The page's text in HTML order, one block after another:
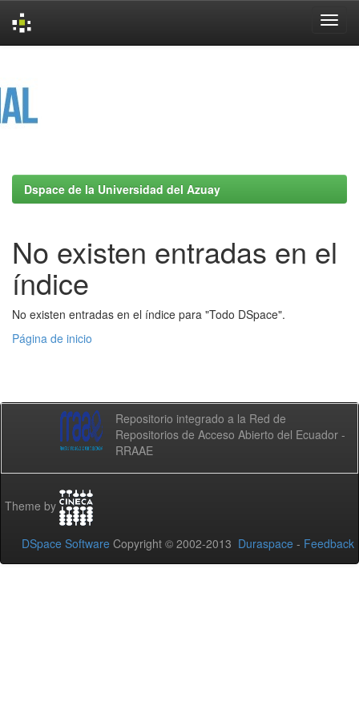
Dspace de la Universidad del Azuay
No existen entradas en el
índice
No existen entradas en el índice para "Todo DSpace".
Página de inicio
Repositorio integrado a la Red de
Repositorios de Acceso Abierto del Ecuador -
RRAAE
Theme by
DSpace Software Copyright © 2002-2013 Duraspace - Feedback